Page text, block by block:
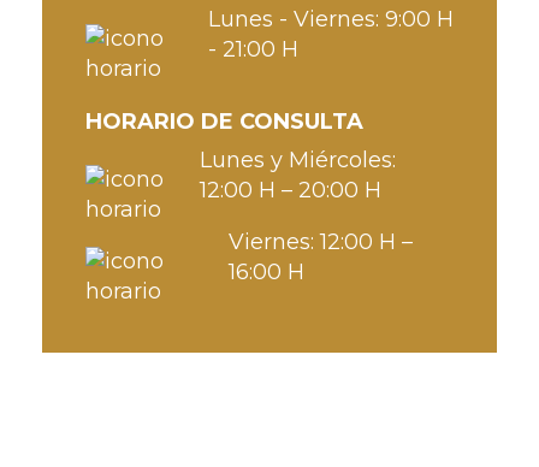
Lunes - Viernes: 9:00 H
- 21:00 H
HORARIO DE CONSULTA
Lunes y Miércoles:
12:00 H – 20:00 H
Viernes: 12:00 H –
16:00 H